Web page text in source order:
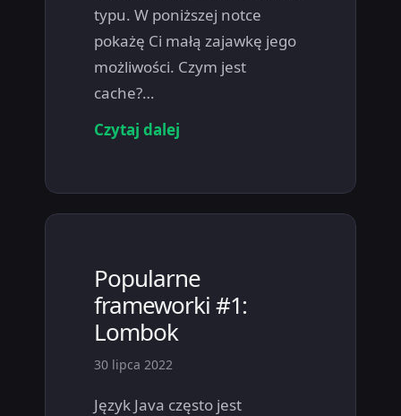
typu. W poniższej notce
pokażę Ci małą zajawkę jego
możliwości. Czym jest
cache?…
Czytaj dalej
Popularne
frameworki #1:
Lombok
30 lipca 2022
Język Java często jest